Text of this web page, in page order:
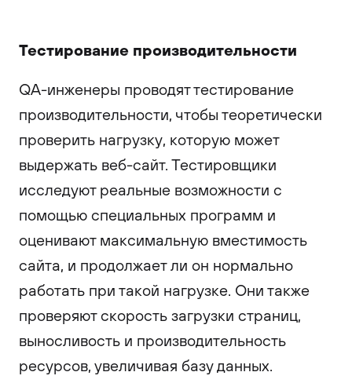
Тестирование производительности
QA-инженеры проводят тестирование
производительности, чтобы теоретически
проверить нагрузку, которую может
выдержать веб-сайт. Тестировщики
исследуют реальные возможности с
помощью специальных программ и
оценивают максимальную вместимость
сайта, и продолжает ли он нормально
работать при такой нагрузке. Они также
проверяют скорость загрузки страниц,
выносливость и производительность
ресурсов, увеличивая базу данных.